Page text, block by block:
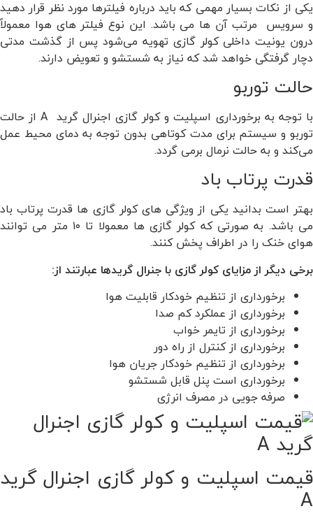
یکی از نکات بسیار مهمی که باید درباره فیلترها مورد نظر قرار دهید
و سرویس مرتب آن ها می باشد. این نوع فیلتر های هوا معمولاً
درون یونیت داخلی کولر گازی تهویه می‌شود پس از گذشت مدتی
دچار گرفتگی خواهد شد که نیاز به شستشو و تعویض دارند.
حالت توربو
با توجه به برخورداری اسپلیت و کولر گازی اجنرال گرید A از حالت
توربو و سیستم برای مدت کوتاهی بدون توجه به دمای محیط عمل
می‌کند و به حالت نرمال برمی گردد.
قدرت پرتاب باد
بهتر است بدانید یکی از ویژگی های کولر گازی ها قدرت پرتاب باد
می باشد. به صورتی که کولر گازی ها معمولا تا ۱۰ متر می توانند
هوای خنک را در اطراف پخش کنند.
برخی دیگر از مزایای کولر گازی با جنرال گریدها عبارتند از:
برخورداری از تنظیم خودکار قابلیت هوا
برخورداری از عملکرد کم صدا
برخورداری از تایمر خواب
برخورداری از کنترل از راه دور
برخورداری از تنظیم خودکار جریان هوا
برخورداری است پنل قابل شستشو
صرفه جویی در مصرف انرژی
قیمت اسپلیت و کولر گازی اجنرال گرید
A